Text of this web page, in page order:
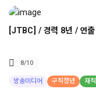
[JTBC] / 경력 8년 / 연출
8/10
방송미디어 구직청년 재